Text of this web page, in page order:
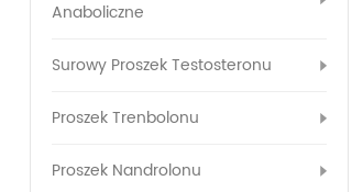
Anaboliczne
Surowy Proszek Testosteronu
Proszek Trenbolonu
Proszek Nandrolonu